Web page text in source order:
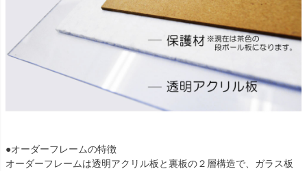
●オーダーフレームの特徴
オーダーフレームは透明アクリル板と裏板の２層構造で、ガラス板